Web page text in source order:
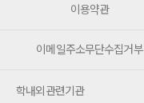
이용약관
이메일주소무단수집거부
학내외관련기관